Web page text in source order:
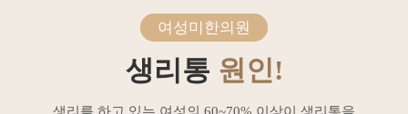
여성미한의원
생리통 원인!